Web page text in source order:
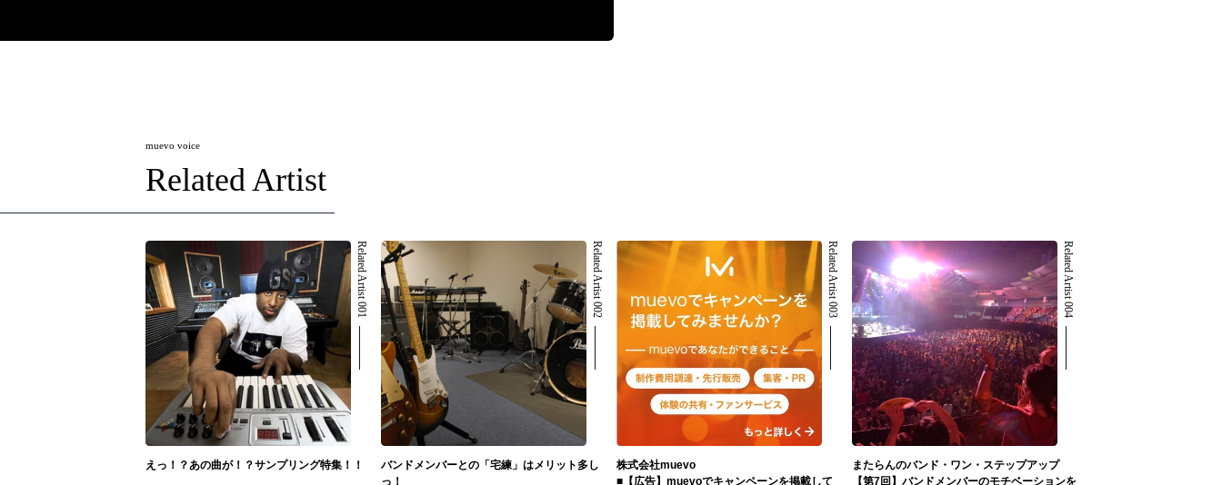
muevo voice
Related Artist
Related Artist 001
えっ！？あの曲が！？サンプリング特集！！
Related Artist 002
バンドメンバーとの「宅練」はメリット多し
っ！
Related Artist 003
株式会社muevo
■【広告】muevoでキャンペーンを掲載して
Related Artist 004
またらんのバンド・ワン・ステップアップ
【第7回】バンドメンバーのモチベーションを